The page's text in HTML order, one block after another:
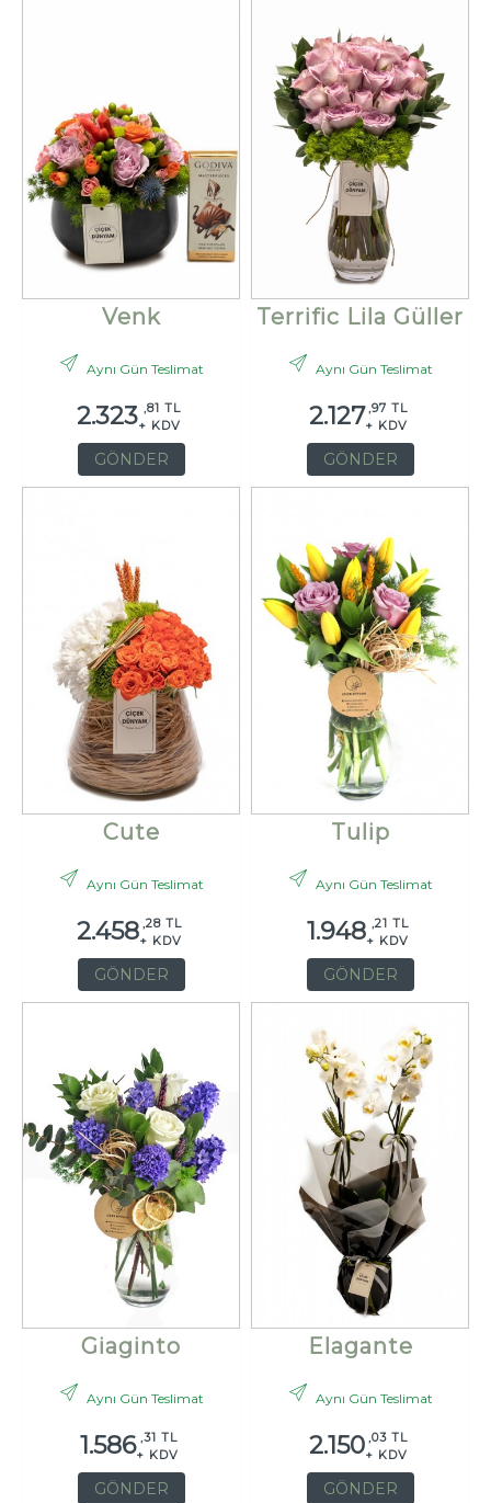
Venk
Aynı Gün Teslimat
2.323 ,81 TL
+ KDV
GÖNDER
Terrific Lila Güller
Aynı Gün Teslimat
2.127 ,97 TL
+ KDV
GÖNDER
Cute
Aynı Gün Teslimat
2.458 ,28 TL
+ KDV
GÖNDER
Tulip
Aynı Gün Teslimat
1.948 ,21 TL
+ KDV
GÖNDER
Giaginto
Aynı Gün Teslimat
1.586 ,31 TL
+ KDV
GÖNDER
Elagante
Aynı Gün Teslimat
2.150 ,03 TL
+ KDV
GÖNDER